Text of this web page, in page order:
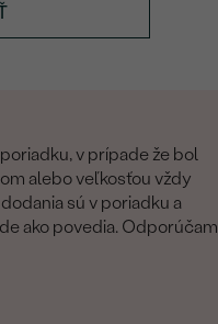
v prípade že bol
alebo veľkosťou vždy
sú v poriadku a
ako povedia. Odporúčam